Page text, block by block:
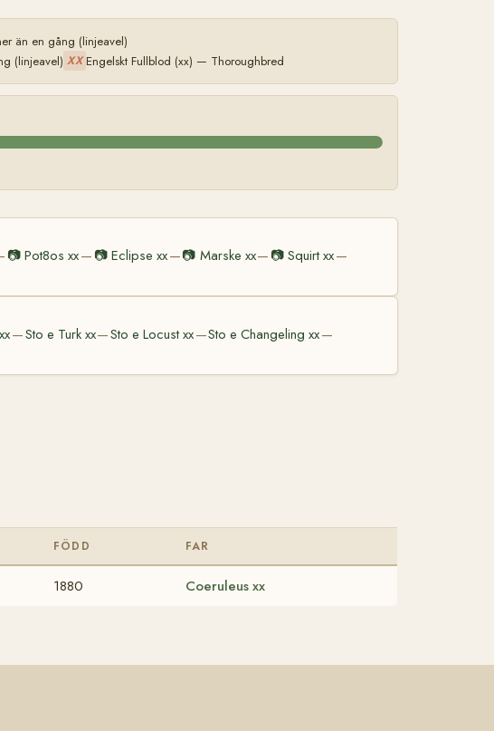
än en gång (linjeavel)
(linjeavel) XX Engelskt Fullblod (xx) — Thoroughbred
📷Pot8os xx— 📷Eclipse xx—📷 Marske xx— 📷Squirt xx—
—Sto e Turk xx—Sto e Locust xx—Sto e Changeling xx—
FÖDD FAR
1880 Coeruleus xx